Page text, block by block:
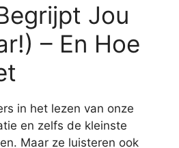
Jou
– En Hoe
in het lezen van onze
en zelfs de kleinste
Maar ze luisteren ook